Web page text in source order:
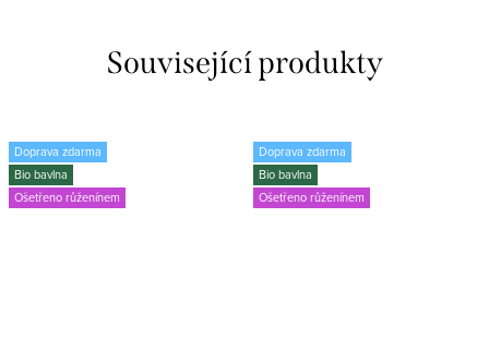
Související produkty
Doprava zdarma
Bio bavlna
Ošetřeno růženínem
Doprava zdarma
Bio bavlna
Ošetřeno růženínem